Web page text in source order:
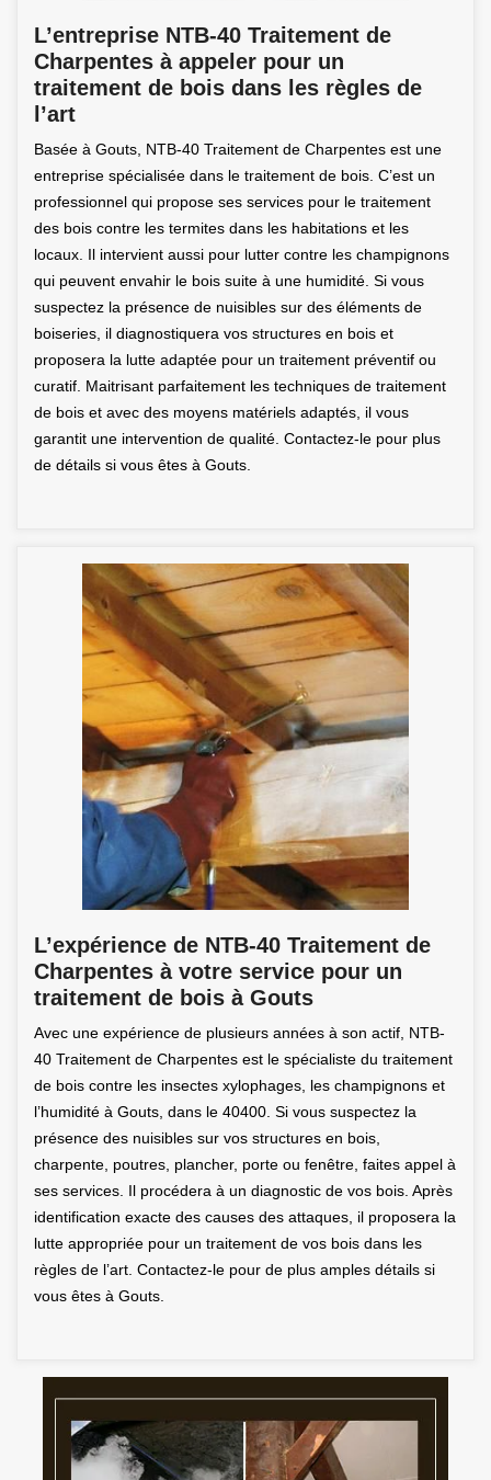
L’entreprise NTB-40 Traitement de
Charpentes à appeler pour un
traitement de bois dans les règles de
l’art
Basée à Gouts, NTB-40 Traitement de Charpentes est une
entreprise spécialisée dans le traitement de bois. C’est un
professionnel qui propose ses services pour le traitement
des bois contre les termites dans les habitations et les
locaux. Il intervient aussi pour lutter contre les champignons
qui peuvent envahir le bois suite à une humidité. Si vous
suspectez la présence de nuisibles sur des éléments de
boiseries, il diagnostiquera vos structures en bois et
proposera la lutte adaptée pour un traitement préventif ou
curatif. Maitrisant parfaitement les techniques de traitement
de bois et avec des moyens matériels adaptés, il vous
garantit une intervention de qualité. Contactez-le pour plus
de détails si vous êtes à Gouts.
L’expérience de NTB-40 Traitement de
Charpentes à votre service pour un
traitement de bois à Gouts
Avec une expérience de plusieurs années à son actif, NTB-
40 Traitement de Charpentes est le spécialiste du traitement
de bois contre les insectes xylophages, les champignons et
l’humidité à Gouts, dans le 40400. Si vous suspectez la
présence des nuisibles sur vos structures en bois,
charpente, poutres, plancher, porte ou fenêtre, faites appel à
ses services. Il procédera à un diagnostic de vos bois. Après
identification exacte des causes des attaques, il proposera la
lutte appropriée pour un traitement de vos bois dans les
règles de l’art. Contactez-le pour de plus amples détails si
vous êtes à Gouts.